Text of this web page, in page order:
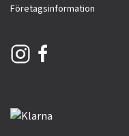
Företagsinformation